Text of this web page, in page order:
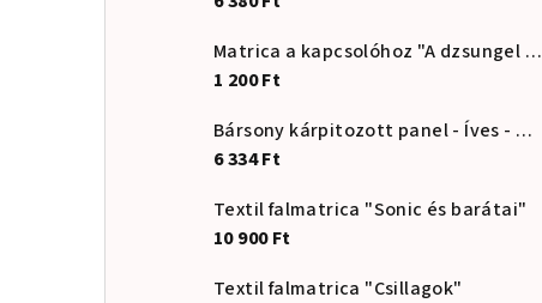
Matrica a kapcsolóhoz "A dzsungel 4"
1 200 Ft
Bársony kárpitozott panel - Íves - 20x80cm
6 334 Ft
Textil falmatrica "Sonic és barátai"
10 900 Ft
Textil falmatrica "Csillagok"